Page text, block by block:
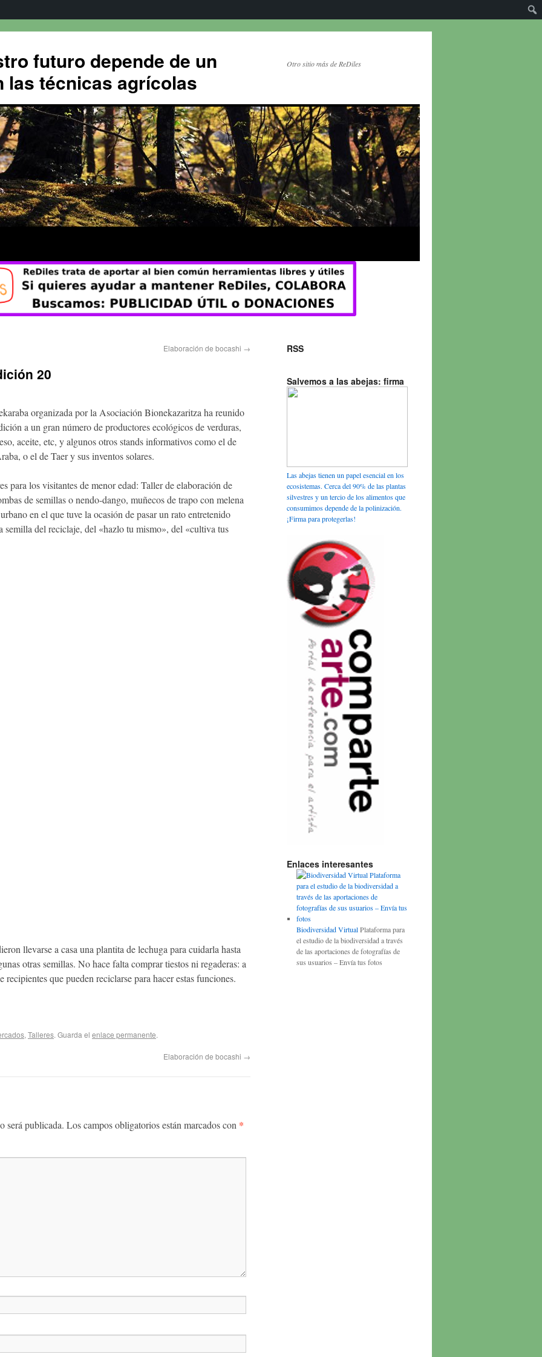
futuro depende de un
las técnicas agrícolas
Otro sitio más de ReDiles
Elaboración de bocashi →
20
organizada por la Asociación Bionekazaritza ha reunido
a un gran número de productores ecológicos de verduras,
aceite, etc, y algunos otros stands informativos como el de
o el de Taer y sus inventos solares.
para los visitantes de menor edad: Taller de elaboración de
de semillas o nendo-dango, muñecos de trapo con melena
en el que tuve la ocasión de pasar un rato entretenido
semilla del reciclaje, del «hazlo tu mismo», del «cultiva tus
llevarse a casa una plantita de lechuga para cuidarla hasta
otras semillas. No hace falta comprar tiestos ni regaderas: a
que pueden reciclarse para hacer estas funciones.
, Talleres. Guarda el enlace permanente.
Elaboración de bocashi →
será publicada. Los campos obligatorios están marcados con *
RSS
Salvemos a las abejas: firma
Las abejas tienen un papel esencial en los
ecosistemas. Cerca del 90% de las plantas
silvestres y un tercio de los alimentos que
consumimos depende de la polinización.
¡Firma para protegerlas!
Enlaces interesantes
Biodiversidad VirtualPlataforma para
el estudio de la biodiversidad a través
de las aportaciones de fotografías de
sus usuarios – Envía tus fotos